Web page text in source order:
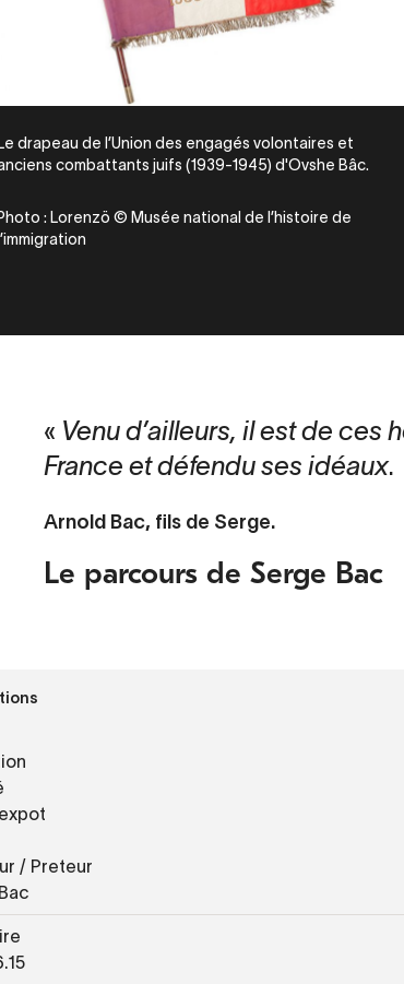
Le drapeau de l’Union des engagés volontaires et
combattants juifs (1939-1945) d'Ovshe Bâc.
Photo : Lorenzö © Musée national de l’histoire de
l’immigration
Venu d’ailleurs, il est de ces
France et défendu ses idéaux.
Arnold Bac, fils de Serge.
Le parcours de Serge Bac
/ Preteur